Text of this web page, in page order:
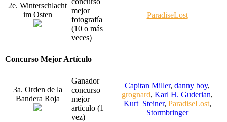
2e. Winterschlacht
im Osten
mejor
fotografía
(10 o más
veces)
ParadiseLost
Concurso Mejor Artículo
3a. Orden de la
Bandera Roja
Ganador
concurso
mejor
artículo (1
vez)
Capitan Miller, danny boy,
grognard, Karl H. Guderian,
Kurt_Steiner, ParadiseLost,
Stormbringer